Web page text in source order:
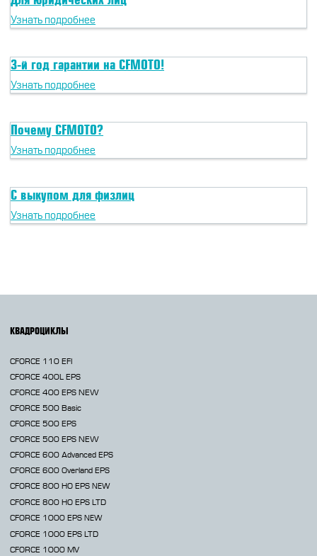
CFMOTO ФИНАНС
ЛИЗИНГ
СТАТЬ ПОСТАВЩИКОМ
Найти дилера
Стать дилером
Конфигуратор
Узнать подробнее
3-й год гарантии на CFMOTO!
Узнать подробнее
Почему CFMOTO?
Узнать подробнее
С выкупом для физлиц
Узнать подробнее
КВАДРОЦИКЛЫ
CFORCE 110 EFI
CFORCE 400L EPS
CFORCE 400 EPS NEW
CFORCE 500 Basic
CFORCE 500 EPS
CFORCE 500 EPS NEW
CFORCE 600 Advanced EPS
CFORCE 600 Overland EPS
CFORCE 800 HO EPS NEW
CFORCE 800 HO EPS LTD
CFORCE 1000 EPS NEW
CFORCE 1000 EPS LTD
CFORCE 1000 MV